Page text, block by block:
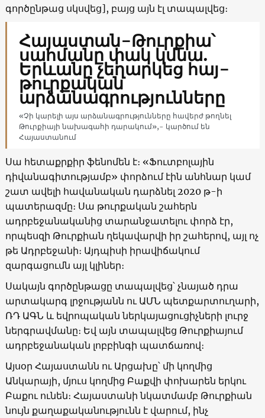
գործընթաց սկսվեց], բայց այն էլ տապալվեց։
Հայաստան-Թուրքիա՝
սահմանը փակ կմնա.
Երևանը չեղարկեց հայ-
թուրքական
արձանագրությունները
«Չի կարելի այս արձանագրությունները հավերժ թողնել
Թուրքիայի նախագահի դարակում»,- կարծում են
Հայաստանում
Սա հետաքրքիր ֆենոմեն է։ «Ֆուտբոլային
դիվանագիտությամբ» փորձում էին անհնար կամ
շատ ավելի հավանական դարձնել 2020 թ-ի
պատերազմը։ Սա թուրքական շահերն
ադրբեջանականից տարանջատելու փորձ էր,
որպեսզի Թուրքիան ղեկավարվի իր շահերով, այլ ոչ
թե Ադրբեջանի։ Այդպիսի իրավիճակում
զարգացումն այլ կլիներ։
Սակայն գործընթացը տապալվեց՝ չնայած դրա
արտակարգ լրջությանն ու ԱՄՆ պետքարտուղարի,
ՌԴ ԱԳՆ և եվրոպական ներկայացուցիչների լուրջ
ներգրավմանը։ Եվ այն տապալվեց Թուրքիայում
ադրբեջանական լոբբինգի պատճառով։
Այսօր Հայաստանն ու Արցախը՝ մի կողմից
Անկարայի, մյուս կողմից Բաքվի փոխարեն երկու
Բաքու ունեն։ Հայաստանի նկատմամբ Թուրքիան
նույն քաղաքականությունն է վարում, ինչ